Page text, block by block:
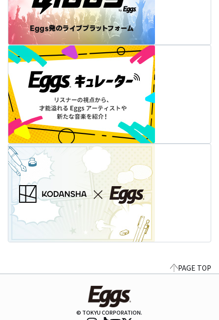
PAGE TOP
© TOKYU CORPORATION.